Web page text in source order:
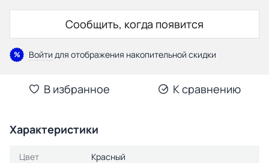
Сообщить, когда появится
% Войти для отображения накопительной скидки
В избранное К сравнению
Характеристики
Цвет
Красный